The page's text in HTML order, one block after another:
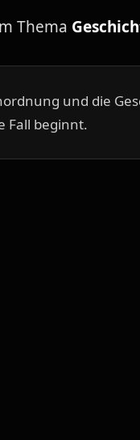
Thema
und die
Fall beginnt.